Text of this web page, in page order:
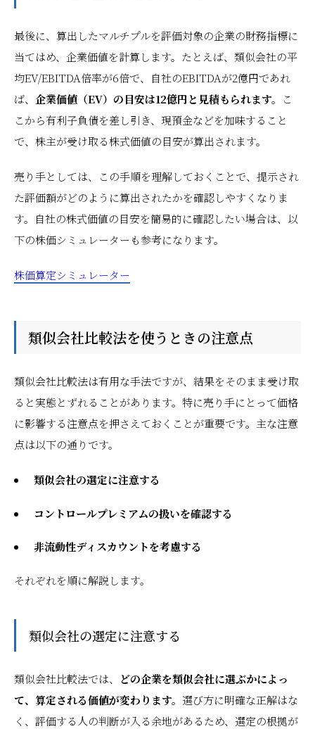
最後に、算出したマルチプルを評価対象の企業の財務指標に
当てはめ、企業価値を計算します。たとえば、類似会社の平
均EV/EBITDA倍率が6倍で、自社のEBITDAが2億円であれ
ば、 企業価値（EV）の目安は12億円と見積もられます。
こ
こから有利子負債を差し引き、現預金などを加味すること
で、株主が受け取る株式価値の目安が算出されます。
売り手としては、この手順を理解しておくことで、提示され
た評価額がどのように算出されたかを確認しやすくなりま
す。自社の株式価値の目安を簡易的に確認したい場合は、以
下の株価シミュレーターも参考になります。
株価算定シミュレーター
類似会社比較法を使うときの注意点
類似会社比較法は有用な手法ですが、結果をそのまま受け取
ると実態とずれることがあります。特に売り手にとって価格
に影響する注意点を押さえておくことが重要です。主な注意
点は以下の通りです。
類似会社の選定に注意する
コントロールプレミアムの扱いを確認する
非流動性ディスカウントを考慮する
それぞれを順に解説します。
類似会社の選定に注意する
類似会社比較法では、
どの企業を類似会社に選ぶかによっ
て、算定される価値が変わります。 選び方に明確な正解はな
く、評価する人の判断が入る余地があるため、選定の根拠が